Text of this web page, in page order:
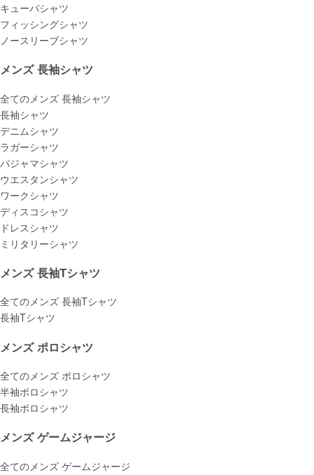
キューバシャツ
フィッシングシャツ
ノースリーブシャツ
メンズ 長袖シャツ
全てのメンズ 長袖シャツ
長袖シャツ
デニムシャツ
ラガーシャツ
パジャマシャツ
ウエスタンシャツ
ワークシャツ
ディスコシャツ
ドレスシャツ
ミリタリーシャツ
メンズ 長袖Tシャツ
全てのメンズ 長袖Tシャツ
長袖Tシャツ
メンズ ポロシャツ
全てのメンズ ポロシャツ
半袖ポロシャツ
長袖ポロシャツ
メンズ ゲームジャージ
全てのメンズ ゲームジャージ